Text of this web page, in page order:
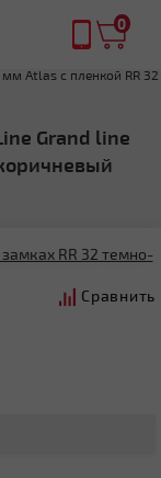
0
Atlas с пленкой RR 32
Grand line
Сравнить